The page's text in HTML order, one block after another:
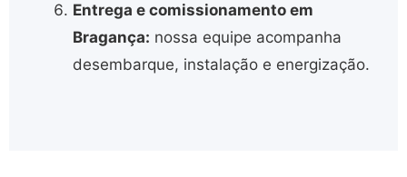
Entrega e comissionamento em
Bragança: nossa equipe acompanha
desembarque, instalação e energização.